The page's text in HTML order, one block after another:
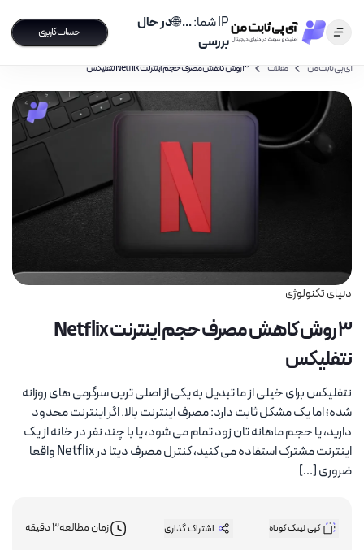
IP شما: ...
🌐در حال
بررسی
حساب کاربری
آی پی ثابت من مقالات 3 روش کاهش مصرف حجم اینترنت Netflix نتفلیکس
دنیای تکنولوژی
3 روش کاهش مصرف حجم اینترنت Netflix
نتفلیکس
نتفلیکس برای خیلی از ما تبدیل به یکی از اصلی ترین سرگرمی های روزانه
شده؛ اما یک مشکل ثابت دارد: مصرف اینترنت بالا. اگر اینترنت محدود
دارید، یا حجم ماهانه تان زود تمام می شود، یا با چند نفر در خانه از یک
اینترنت مشترک استفاده می کنید، کنترل مصرف دیتا در Netflix واقعا
ضروری […]
کپی لینک کوتاه اشتراک گذاری زمان مطالعه3 دقیقه